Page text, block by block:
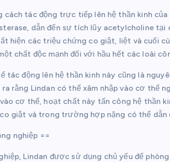
cách tác động trực tiếp lên hệ thần kinh
dẫn đến sự tích lũy acetylcholine
hiện các triệu chứng co giật, liệt và cuối
chất độc mạnh đối với hầu hết các loài
tác động lên hệ thần kinh này cũng là
rằng Lindan có thể xâm nhập vào cơ thể
cơ thể, hoạt chất này tấn công hệ thần
giật và trong trường hợp nặng có thể dẫn
nghiệp ==
Lindan được sử dụng chủ yếu để